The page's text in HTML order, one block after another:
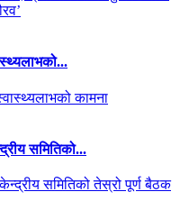
समितिको...